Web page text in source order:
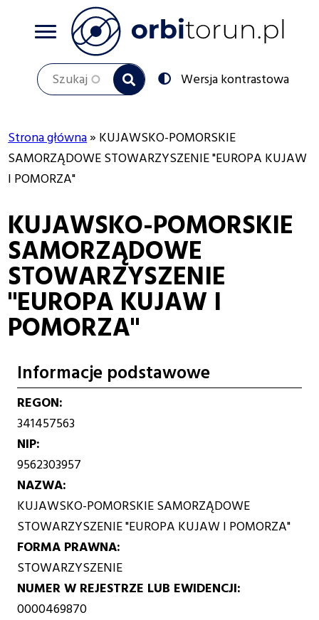
Szukaj
Przełącz
na:
Wersja kontrastowa
Ścieżka
nawigacyjna
Strona główna
KUJAWSKO-POMORSKIE
SAMORZĄDOWE STOWARZYSZENIE "EUROPA KUJAW
I POMORZA"
KUJAWSKO-POMORSKIE
SAMORZĄDOWE
STOWARZYSZENIE
"EUROPA KUJAW I
POMORZA"
Informacje podstawowe
REGON
341457563
NIP
9562303957
NAZWA
KUJAWSKO-POMORSKIE SAMORZĄDOWE
STOWARZYSZENIE "EUROPA KUJAW I POMORZA"
FORMA PRAWNA
STOWARZYSZENIE
NUMER W REJESTRZE LUB EWIDENCJI
0000469870